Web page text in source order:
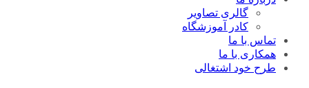
گالری تصاویر
کادر آموزشگاه
تماس با ما
همکاری با ما
طرح خود اشتغالی